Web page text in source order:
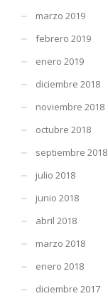
marzo 2019
febrero 2019
enero 2019
diciembre 2018
noviembre 2018
octubre 2018
septiembre 2018
julio 2018
junio 2018
abril 2018
marzo 2018
enero 2018
diciembre 2017